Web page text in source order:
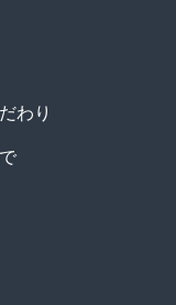
わり